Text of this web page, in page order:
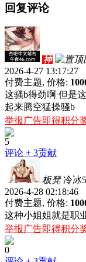
回复评论
神
2026-4-27 13:17:27
付费主题, 价格:
这骚b得劲啊 但是
起来腾空猛操骚b
举报广告即得积分
5
评论 + 3贡献
板凳 冷冰
2026-4-28 02:18:46
付费主题, 价格:
这种小姐姐就是职
举报广告即得积分
0